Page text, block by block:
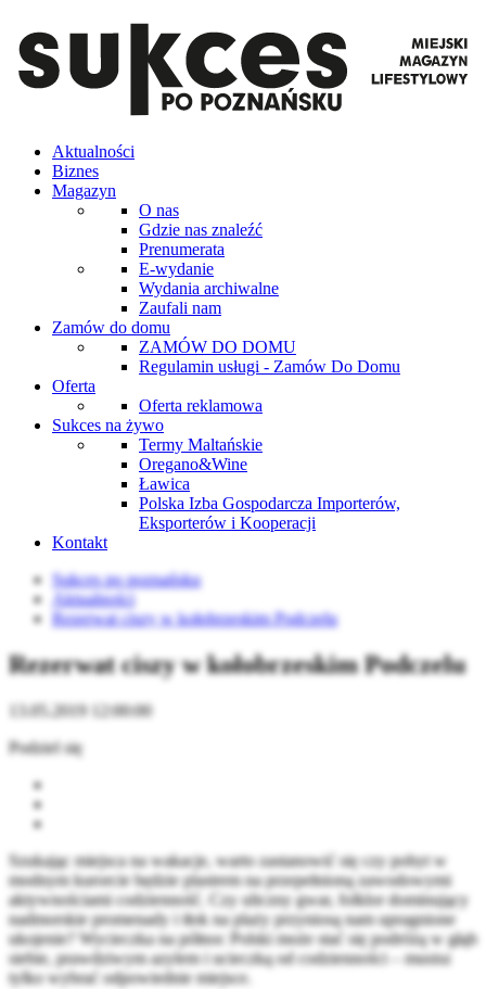
Aktualności
Biznes
Magazyn
O nas
Gdzie nas znaleźć
Prenumerata
E-wydanie
Wydania archiwalne
Zaufali nam
Zamów do domu
ZAMÓW DO DOMU
Regulamin usługi - Zamów Do Domu
Oferta
Oferta reklamowa
Sukces na żywo
Termy Maltańskie
Oregano&Wine
Ławica
Polska Izba Gospodarcza Importerów,
Eksporterów i Kooperacji
Kontakt
Sukces po poznańsku
Aktualności
Rezerwat ciszy w kołobrzeskim Podczelu
Rezerwat ciszy w kołobrzeskim Podczelu
13.05.2019 12:00:00
Podziel się
Szukając miejsca na wakacje, warto zastanowić się czy pobyt w
modnym kurorcie będzie plastrem na przepełnioną zawodowymi
aktywnościami codzienność. Czy uliczny gwar, folklor dominujący
nadmorskie promenady i tłok na plaży przyniosą nam upragnione
ukojenie? Wycieczka na północ Polski może stać się podróżą w głąb
siebie, prawdziwym azylem i ucieczką od codzienności – musisz
tylko wybrać odpowiednie miejsce.